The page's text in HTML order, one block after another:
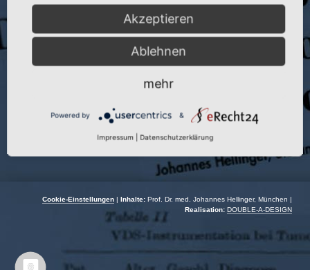
Autor:J. Hellinger
Veranstaltungsort:
07.08.1993
Cookie-Einstellungen | Inhalte: Prof. Dr. med. Johannes Hellinger, München |
Realisation: DOUBLE-A-DESIGN
Akzeptieren
Ablehnen
mehr
Powered by &
Impressum Datenschutzerklärung